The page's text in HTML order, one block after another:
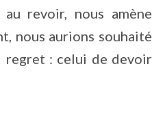
revoir, nous amène
nous aurions souhaité
regret : celui de devoir